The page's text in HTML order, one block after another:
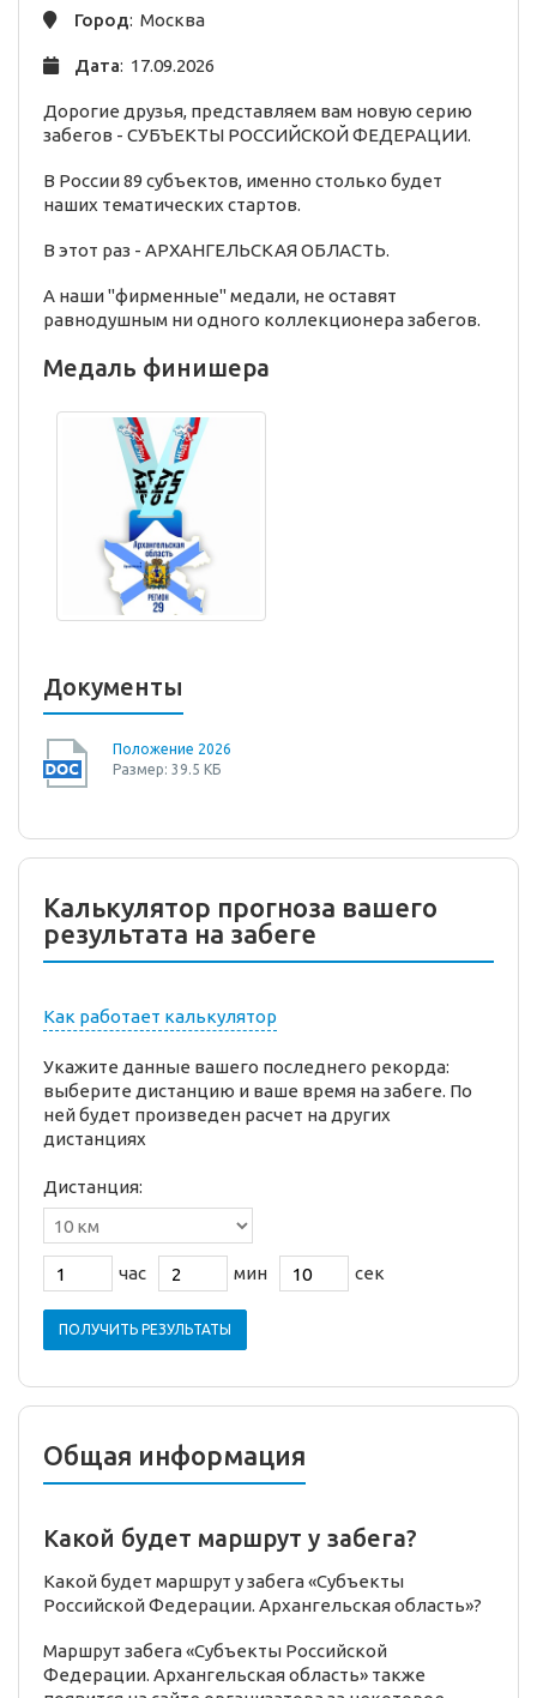
Город: Москва
Дата: 17.09.2026
Дорогие друзья, представляем вам новую серию
забегов - СУБЪЕКТЫ РОССИЙСКОЙ ФЕДЕРАЦИИ.
В России 89 субъектов, именно столько будет
наших тематических стартов.
В этот раз - АРХАНГЕЛЬСКАЯ ОБЛАСТЬ.
А наши "фирменные" медали, не оставят
равнодушным ни одного коллекционера забегов.
Медаль финишера
Документы
Положение 2026
Размер: 39.5 КБ
Калькулятор прогноза вашего
результата на забеге
Как работает калькулятор
Укажите данные вашего последнего рекорда:
выберите дистанцию и ваше время на забеге. По
ней будет произведен расчет на других
дистанциях
Дистанция:
час мин сек
ПОЛУЧИТЬ РЕЗУЛЬТАТЫ
Общая информация
Какой будет маршрут у забега?
Какой будет маршрут у забега «Субъекты
Российской Федерации. Архангельская область»?
Маршрут забега «Субъекты Российской
Федерации. Архангельская область» также